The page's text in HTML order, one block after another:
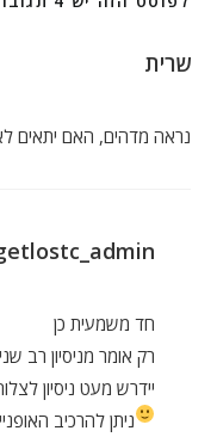
שרית
נראה מדהים, האם יתאים
חד משמעית כן
רק אומר מניסיון רב
יידרש מעט ניסיון
ניתן להרכיב